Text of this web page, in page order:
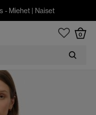
- Miehet | Naiset
0